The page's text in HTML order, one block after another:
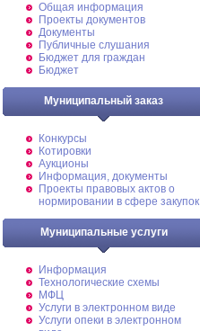
Общая информация
Проекты документов
Документы
Публичные слушания
Бюджет для граждан
Бюджет
Муниципальный заказ
Конкурсы
Котировки
Аукционы
Информация, документы
Проекты правовых актов о
нормировании в сфере закупок
Муниципальные услуги
Информация
Технологические схемы
МФЦ
Услуги в электронном виде
Услуги опеки в электронном